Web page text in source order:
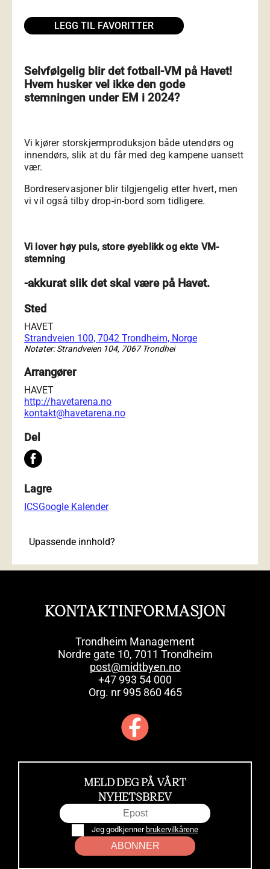
LEGG TIL FAVORITTER
Selvfølgelig blir det fotball-VM på Havet!
Hvem husker vel ikke den gode
stemningen under EM i 2024?
Vi kjører storskjermproduksjon både utendørs og
innendørs, slik at du får med deg kampene uansett
vær.
Bordreservasjoner blir tilgjengelig etter hvert, men
vi vil også tilby drop-in-bord som tidligere.
Vi lover høy puls, store øyeblikk og ekte VM-
stemning
-akkurat slik det skal være på Havet.
Sted
HAVET
Strandveien 100, 7042 Trondheim, Norge
Notater: Strandveien 104, 7067 Trondhei
Arrangører
HAVET
http://havetarena.no
kontakt@havetarena.no
Del
Lagre
ICSGoogle Kalender
Upassende innhold?
KONTAKTINFORMASJON
Trondheim Management
Nordre gate 10, 7011 Trondheim
post@midtbyen.no
+47 993 54 000
Org. nr 995 860 465
MELD DEG PÅ VÅRT
NYHETSBREV
Jeg godkjenner brukervilkårene
ABONNER